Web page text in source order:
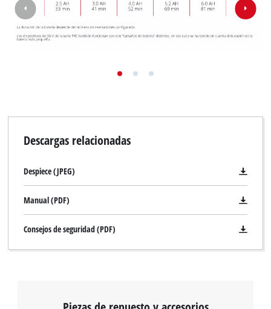
Descargas relacionadas
Despiece (JPEG)
Manual (PDF)
Consejos de seguridad (PDF)